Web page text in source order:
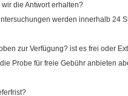
die Antwort erhalten?
werden innerhalb 24
zur Verfügung? ist es frei oder
Probe für freie Gebühr anbieten